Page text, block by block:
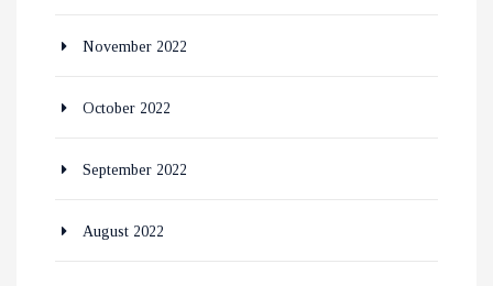
November 2022
October 2022
September 2022
August 2022